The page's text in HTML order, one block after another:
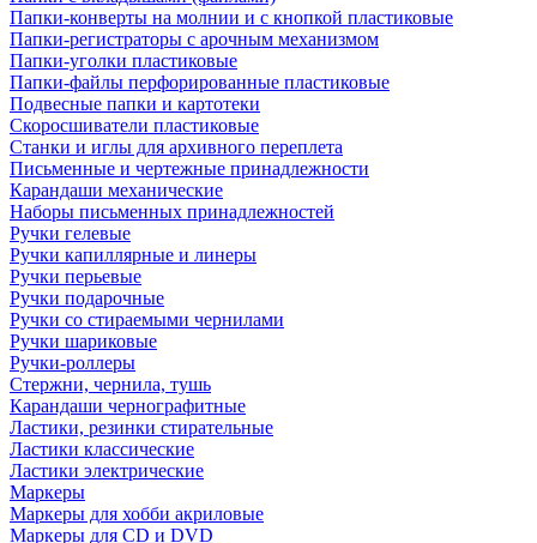
Папки-конверты на молнии и с кнопкой пластиковые
Папки-регистраторы с арочным механизмом
Папки-уголки пластиковые
Папки-файлы перфорированные пластиковые
Подвесные папки и картотеки
Скоросшиватели пластиковые
Станки и иглы для архивного переплета
Письменные и чертежные принадлежности
Карандаши механические
Наборы письменных принадлежностей
Ручки гелевые
Ручки капиллярные и линеры
Ручки перьевые
Ручки подарочные
Ручки со стираемыми чернилами
Ручки шариковые
Ручки-роллеры
Стержни, чернила, тушь
Карандаши чернографитные
Ластики, резинки стирательные
Ластики классические
Ластики электрические
Маркеры
Маркеры для хобби акриловые
Маркеры для CD и DVD